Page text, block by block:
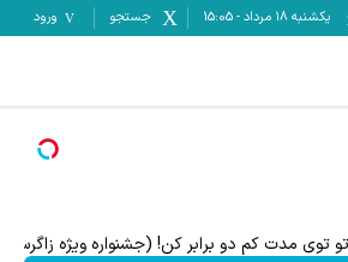
یکشنبه ۱۸ مرداد -
15:05 جستجو ورود
توی مدت کم دو برابر کن! (جشنواره ویژه